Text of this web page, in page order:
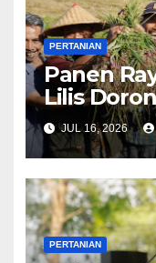
PERTANIAN
Panen
Lilis
JUL 16, 2026
PERTANIAN